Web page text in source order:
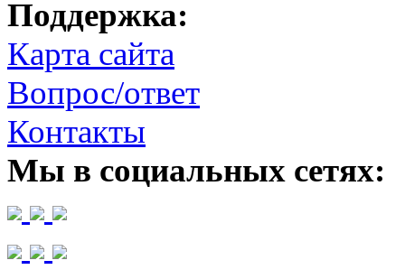
Поддержка:
Карта сайта
Вопрос/ответ
Контакты
Мы в социальных сетях: